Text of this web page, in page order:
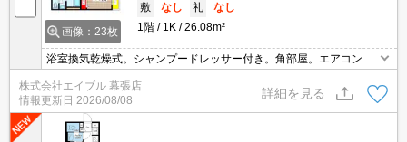
画像：23枚
敷
なし 礼
なし
1階
1K 26.08m²
浴室換気乾燥式。シャンプードレッサー付き。角部屋。エアコン付
き。都市ガス使用。仲介手数料家賃の55%。
株式会社エイブル 幕張店
情報更新日 2026/08/08
詳細を見る